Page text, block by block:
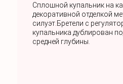
Сплошной купальник на
декоративной отделкой
силуэт.Бретели с
купальника дублирован
средней глубины.